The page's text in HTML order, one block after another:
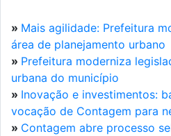
» Mais agilidade: Prefeitura
área de planejamento urbano
» Prefeitura moderniza
urbana do município
» Inovação e investimentos:
vocação de Contagem para
» Contagem abre processo